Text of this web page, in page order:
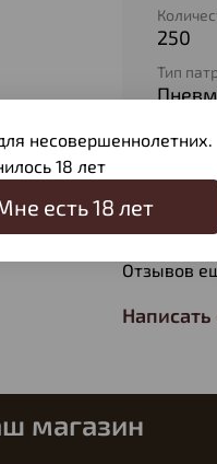
250
Тип
4,30
Отзывы
Отзывов
магазин
несовершеннолетних.
18 лет
есть 18 лет